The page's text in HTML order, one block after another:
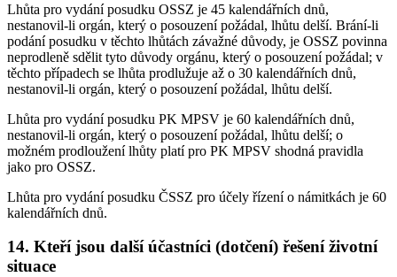
Lhůta pro vydání posudku OSSZ je 45 kalendářních dnů,
nestanovil-li orgán, který o posouzení požádal, lhůtu delší. Brání-li
podání posudku v těchto lhůtách závažné důvody, je OSSZ povinna
neprodleně sdělit tyto důvody orgánu, který o posouzení požádal; v
těchto případech se lhůta prodlužuje až o 30 kalendářních dnů,
nestanovil-li orgán, který o posouzení požádal, lhůtu delší.
Lhůta pro vydání posudku PK MPSV je 60 kalendářních dnů,
nestanovil-li orgán, který o posouzení požádal, lhůtu delší; o
možném prodloužení lhůty platí pro PK MPSV shodná pravidla
jako pro OSSZ.
Lhůta pro vydání posudku ČSSZ pro účely řízení o námitkách je 60
kalendářních dnů.
14. Kteří jsou další účastníci (dotčení) řešení životní
situace